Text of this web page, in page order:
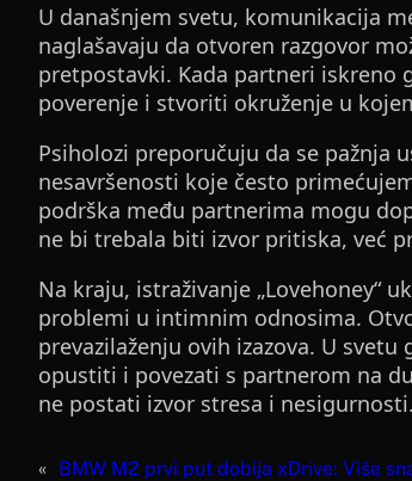
U današnjem svetu, komunikacija
naglašavaju da otvoren razgovor
pretpostavki. Kada partneri iskreno
poverenje i stvoriti okruženje u
Psiholozi preporučuju da se pažnja
nesavršenosti koje često
podrška među partnerima mogu
ne bi trebala biti izvor pritiska, već
Na kraju, istraživanje „Lovehoney“
problemi u intimnim odnosima.
prevazilaženju ovih izazova. U
opustiti i povezati s partnerom na
ne postati izvor stresa i nesigurnosti.
« BMW M2 prvi put dobija xDrive: Više